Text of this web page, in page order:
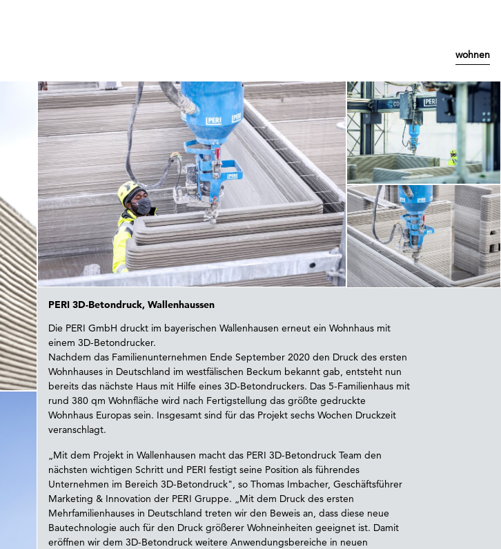
wohnen
PERI 3D-Betondruck, Wallenhaussen
Die PERI GmbH druckt im bayerischen Wallenhausen erneut ein Wohnhaus mit
einem 3D-Betondrucker.
Nachdem das Familienunternehmen Ende September 2020 den Druck des ersten
Wohnhauses in Deutschland im westfälischen Beckum bekannt gab, entsteht nun
bereits das nächste Haus mit Hilfe eines 3D-Betondruckers. Das 5-Familienhaus mit
rund 380 qm Wohnfläche wird nach Fertigstellung das größte gedruckte
Wohnhaus Europas sein. Insgesamt sind für das Projekt sechs Wochen Druckzeit
veranschlagt.
„Mit dem Projekt in Wallenhausen macht das PERI 3D-Betondruck Team den
nächsten wichtigen Schritt und PERI festigt seine Position als führendes
Unternehmen im Bereich 3D-Betondruck", so Thomas Imbacher, Geschäftsführer
Marketing & Innovation der PERI Gruppe. „Mit dem Druck des ersten
Mehrfamilienhauses in Deutschland treten wir den Beweis an, dass diese neue
Bautechnologie auch für den Druck größerer Wohneinheiten geeignet ist. Damit
eröffnen wir dem 3D-Betondruck weitere Anwendungsbereiche in neuen